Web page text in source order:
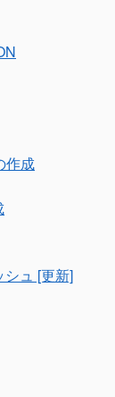
作成
ュ [更新]